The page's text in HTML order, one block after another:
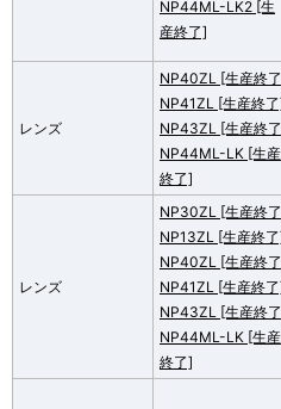
NP44ML-LK2 [生
産終了]
レンズ
NP40ZL [生産終
NP41ZL [生産終
NP43ZL [生産終
NP44ML-LK [生産
終了]
レンズ
NP30ZL [生産終
NP13ZL [生産終
NP40ZL [生産終
NP41ZL [生産終
NP43ZL [生産終
NP44ML-LK [生産
終了]